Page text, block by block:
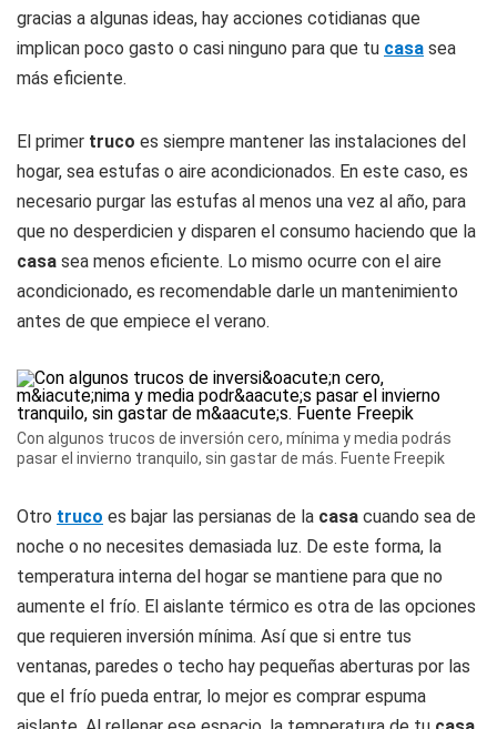
gracias a algunas ideas, hay acciones cotidianas que
implican poco gasto o casi ninguno para que tu casa sea
más eficiente.
El primer truco es siempre mantener las instalaciones del
hogar, sea estufas o aire acondicionados. En este caso, es
necesario purgar las estufas al menos una vez al año, para
que no desperdicien y disparen el consumo haciendo que la
casa sea menos eficiente. Lo mismo ocurre con el aire
acondicionado, es recomendable darle un mantenimiento
antes de que empiece el verano.
Con algunos trucos de inversión cero, mínima y media podrás
pasar el invierno tranquilo, sin gastar de más. Fuente Freepik
Otro truco es bajar las persianas de la casa cuando sea de
noche o no necesites demasiada luz. De este forma, la
temperatura interna del hogar se mantiene para que no
aumente el frío. El aislante térmico es otra de las opciones
que requieren inversión mínima. Así que si entre tus
ventanas, paredes o techo hay pequeñas aberturas por las
que el frío pueda entrar, lo mejor es comprar espuma